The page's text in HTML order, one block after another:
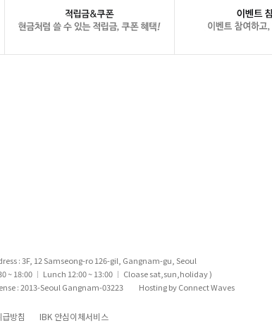
: 3F, 12 Samseong-ro 126-gil, Gangnam-gu, Seoul
~ 18:00 | Lunch 12:00 ~ 13:00 | Cloase sat,sun,holiday )
: 2013-Seoul Gangnam-03223 Hosting by Connect Waves
방침 IBK 안심이체서비스